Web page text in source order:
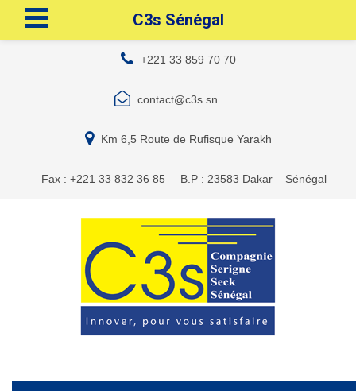
+221 33 859 70 70
contact@c3s.sn
Km 6,5 Route de Rufisque Yarakh
Fax : +221 33 832 36 85 B.P : 23583 Dakar – Sénégal
C3s Sénégal